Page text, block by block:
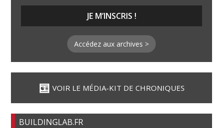
Accédez aux archives >
VOIR LE MÉDIA-KIT DE CHRONIQUES
BUILDINGLAB.FR